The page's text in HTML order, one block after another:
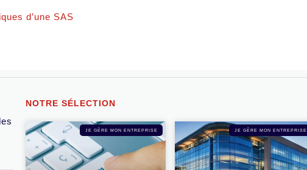
d’une SAS
NOTRE SÉLECTION
JE GÈRE MON ENTREPRISE JE GÈRE MON ENTREPRISE